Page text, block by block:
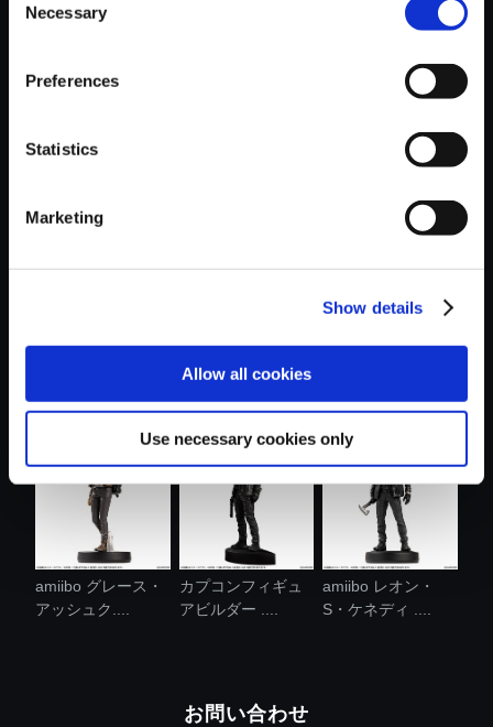
Selection
Necessary
Preferences
Statistics
Marketing
Show details
Allow all cookies
Use necessary cookies only
カプコンフィギュ
amiibo グレース・
アッシュク....
カプコンフィギュ
アビルダー ....
amiibo レオン・
S・ケネディ ....
お問い合わせ